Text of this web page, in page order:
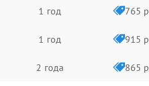
1 год 765 р
1 год 915 р
2 года 865 р